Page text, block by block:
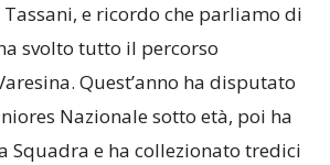
Tassani, e ricordo che parliamo di
svolto tutto il percorso
Quest’anno ha disputato
Nazionale sotto età, poi ha
Squadra e ha collezionato tredici